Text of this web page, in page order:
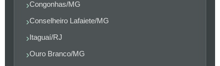
Congonhas/MG
Conselheiro Lafaiete/MG
Itaguaí/RJ
Ouro Branco/MG